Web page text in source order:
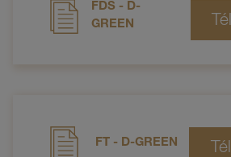
FDS - D-
GREEN
FT - D-GREEN